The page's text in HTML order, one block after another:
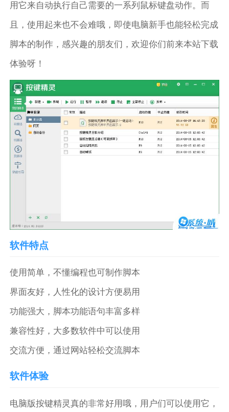
用它来自动执行自己需要的一系列鼠标键盘动作。而
且，使用起来也不会难哦，即使电脑新手也能轻松完成
脚本的制作，感兴趣的朋友们，欢迎你们前来本站下载
体验呀！
软件特点
使用简单，不懂编程也可制作脚本
界面友好，人性化的设计方便易用
功能强大，脚本功能语句丰富多样
兼容性好，大多数软件中可以使用
交流方便，通过网站轻松交流脚本
软件体验
电脑版按键精灵真的非常好用哦，用户们可以使用它，